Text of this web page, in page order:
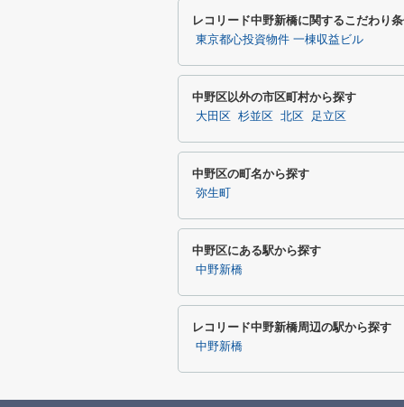
レコリード中野新橋に関するこだわり
東京都心投資物件 一棟収益ビル
中野区以外の市区町村から探す
大田区 杉並区 北区 足立区
中野区の町名から探す
弥生町
中野区にある駅から探す
中野新橋
レコリード中野新橋周辺の駅から探す
中野新橋